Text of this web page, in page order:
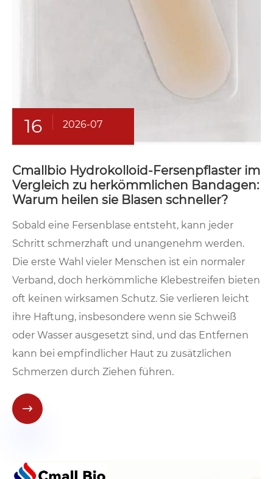
16 2026-07
Cmallbio Hydrokolloid-Fersenpflaster im
Vergleich zu herkömmlichen Bandagen:
Warum heilen sie Blasen schneller?
Sobald eine Fersenblase entsteht, kann jeder
Schritt schmerzhaft und unangenehm werden.
Die erste Wahl vieler Menschen ist ein normaler
Verband, doch herkömmliche Klebestreifen bieten
oft keinen wirksamen Schutz. Sie verlieren leicht
ihre Haftung, insbesondere wenn sie Schweiß
oder Wasser ausgesetzt sind, und das Entfernen
kann bei empfindlicher Haut zu zusätzlichen
Schmerzen durch Ziehen führen.
